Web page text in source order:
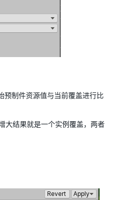
预制件资源值与当前覆盖进行比
大结果就是一个实例覆盖，两者